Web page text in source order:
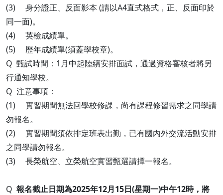
(3) 身分證正、反面影本 (請以A4直式格式，正、反面印於
同一面)。
(4) 英檢成績單。
(5) 歷年成績單(須蓋學校章)。
Q 甄試時間：1月中起陸續安排面試，通過資格審核者將另
行通知學校。
Q 注意事項：
(1) 實習期間無法回學校修課，尚有課程修習需求之同學請
勿報名。
(2) 實習期間須依排定班表出勤，已有國內外交流活動安排
之同學請勿報名。
(3) 長榮航空、立榮航空實習甄選請擇一報名。
Q 報名截止日期為2025年12月15日(星期一)中午12時，將